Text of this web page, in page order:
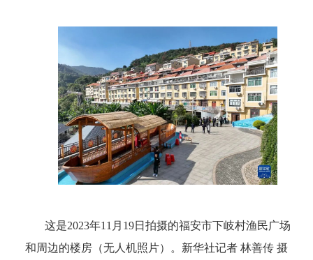
这是2023年11月19日拍摄的福安市下岐村渔民广场
和周边的楼房（无人机照片）。新华社记者 林善传 摄